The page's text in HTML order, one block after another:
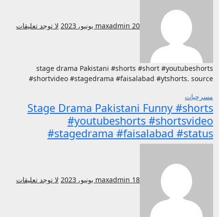
maxadmin 20 يونيو، 2023 لا توجد تعليقات
stage drama Pakistani #shorts #short #youtubeshorts
#shortvideo #stagedrama #faisalabad #ytshorts. source
مسرحيات
Stage Drama Pakistani Funny #shorts
#youtubeshorts #shortsvideo
#stagedrama #faisalabad #status
maxadmin 18 يونيو، 2023 لا توجد تعليقات